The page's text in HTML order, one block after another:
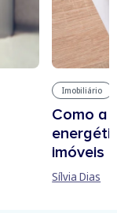
Imobiliário
Como a
imóveis
Sílvia Dias